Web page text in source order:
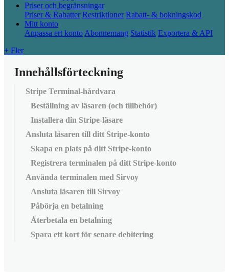
Priser och begränsningar
Priser & Rabatter Restriktioner Rabatt- & bokningskod
Mitt konto
Anpassa ert konto Abonnemang Statistik Exportera & API
+ Fler
Innehållsförteckning
Stripe Terminal-hårdvara
Beställning av läsaren (och tillbehör)
Installera din Stripe-läsare
Ansluta läsaren till ditt Stripe-konto
Skapa en plats på ditt Stripe-konto
Registrera terminalen på ditt Stripe-konto
Använda terminalen med Sirvoy
Ansluta läsaren till Sirvoy
Påbörja en betalning
Återbetala en betalning
Spara ett kort för senare debitering